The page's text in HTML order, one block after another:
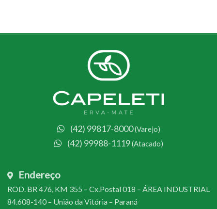
(42) 99817-8000(Varejo)
(42) 99988-1119(Atacado)
Endereço
ROD. BR 476, KM 355 – Cx.Postal 018 – ÁREA INDUSTRIAL
84.608-140 – União da Vitória – Paraná